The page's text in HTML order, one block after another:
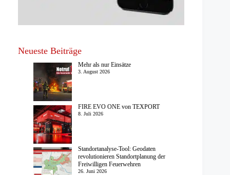
Neueste Beiträge
Mehr als nur Einsätze
3. August 2026
FIRE EVO ONE von TEXPORT
8. Juli 2026
Standortanalyse-Tool: Geodaten
revolutionieren Standortplanung der
Freiwilligen Feuerwehren
26. Juni 2026